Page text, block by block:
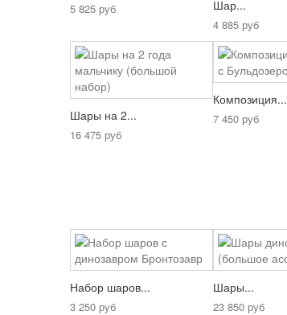
5 825 руб Шар...
4 885 руб
Шары на 2...
16 475 руб
Композиция...
7 450 руб
Набор шаров...
3 250 руб
Шары...
23 850 руб